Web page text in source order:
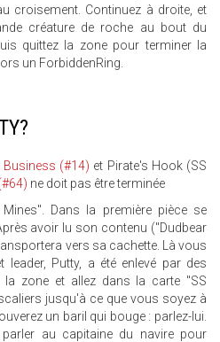
croisement. Continuez à droite, et
créature de roche au bout du
quittez la zone pour terminer la
un ForbiddenRing.
(#14) et Pirate's Hook (SS
ne doit pas être terminée
Dans la première pièce se
avoir lu son contenu ("Dudbear
vers sa cachette. Là vous
leader, Putty, a été enlevé par des
la zone et allez dans la carte "SS
jusqu'à ce que vous soyez à
un baril qui bouge : parlez-lui.
au capitaine du navire pour